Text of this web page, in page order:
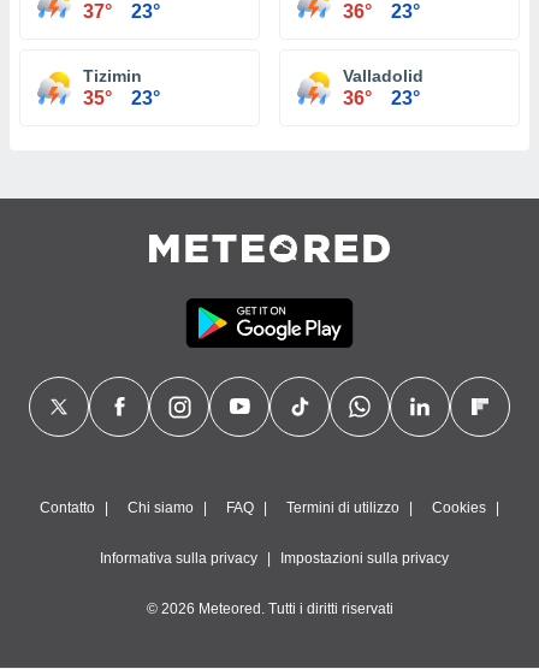
37° 23° 36° 23°
Tizimin
35° 23°
Valladolid
36° 23°
Contatto Chi siamo FAQ Termini di utilizzo Cookies
Informativa sulla privacy Impostazioni sulla privacy
© 2026 Meteored. Tutti i diritti riservati